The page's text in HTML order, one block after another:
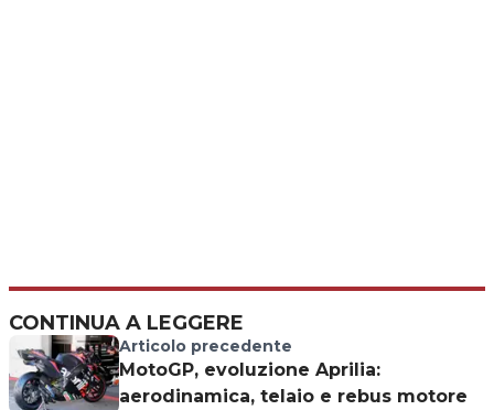
CONTINUA A LEGGERE
Articolo precedente
MotoGP, evoluzione Aprilia:
aerodinamica, telaio e rebus motore